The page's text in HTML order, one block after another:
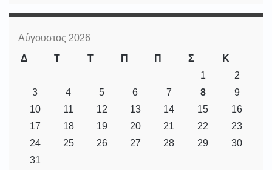
Αύγουστος 2026
Δ
Τ Τ Π Π Σ
Κ
1
2
3
4 5 6 7 8
9
10
11 12 13 14 15
16
17
18 19 20 21 22
23
24
25 26 27 28 29
30
31